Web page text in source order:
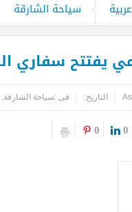
مطارات دبي تتوقع زيادة استثنائية في أعداد
كأس العالم وحتى لا تضيع
المواقع الأثرية والمتاحف المصرية
سياحة الشارقة
يفتتح سفاري
التاريخ: فى :سياحة الشارقة,
0
0